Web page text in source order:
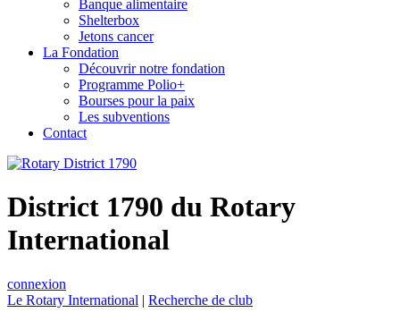
Banque alimentaire
Shelterbox
Jetons cancer
La Fondation
Découvrir notre fondation
Programme Polio+
Bourses pour la paix
Les subventions
Contact
District 1790 du Rotary
International
connexion
Le Rotary International | Recherche de club